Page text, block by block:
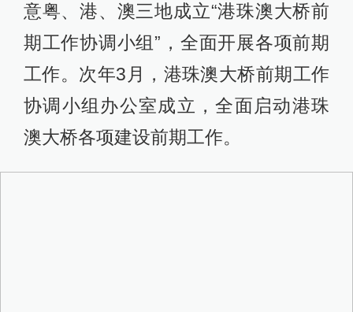
意粤、港、澳三地成立“港珠澳大桥前
期工作协调小组”，全面开展各项前期
工作。次年3月，港珠澳大桥前期工作
协调小组办公室成立，全面启动港珠
澳大桥各项建设前期工作。